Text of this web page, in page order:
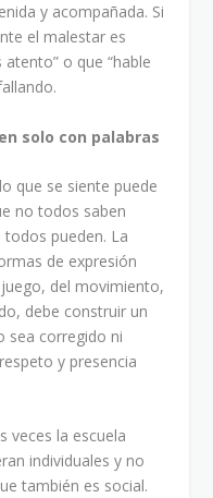
y acompañada. Si
el malestar es
o que “hable
solo con palabras
que se siente puede
no todos saben
pueden. La
de expresión
del movimiento,
debe construir un
sea corregido ni
y presencia
veces la escuela
individuales y no
también es social.